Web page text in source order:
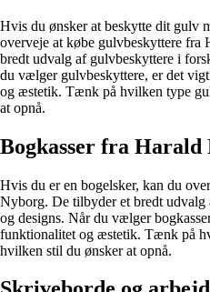
Hvis du ønsker at beskytte dit gulv
overveje at købe gulvbeskyttere
bredt udvalg af gulvbeskyttere i
du vælger gulvbeskyttere, er det
og æstetik. Tænk på hvilken type
at opnå.
Bogkasser fra Harald
Hvis du er en bogelsker, kan du
Nyborg. De tilbyder et bredt udvalg
og designs. Når du vælger
funktionalitet og æstetik. Tænk på
hvilken stil du ønsker at opnå.